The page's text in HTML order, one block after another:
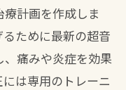
計画を作成しま
ために最新の超音
痛みや炎症を効果
は専用のトレーニ